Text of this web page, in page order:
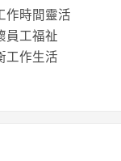
作時間靈活
員工福祉
工作生活